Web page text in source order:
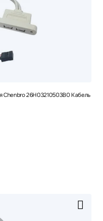
Chenbro 26H03210503B0 Кабель